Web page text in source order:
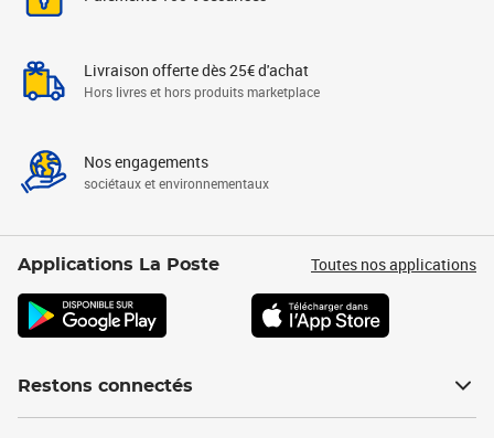
Livraison offerte dès 25€ d'achat
Hors livres et hors produits marketplace
Nos engagements
sociétaux et environnementaux
Applications La Poste Toutes nos applications
Restons connectés